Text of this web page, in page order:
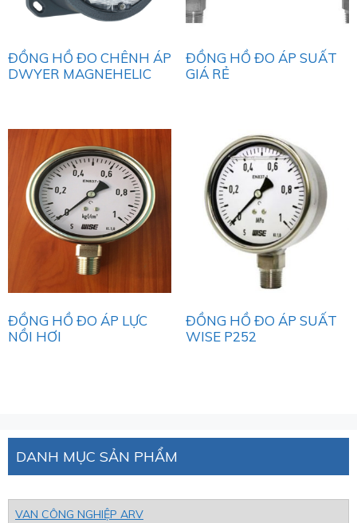
ĐỒNG HỒ ĐO CHÊNH ÁP
DWYER MAGNEHELIC
ĐỒNG HỒ ĐO ÁP SUẤT
GIÁ RẺ
ĐỒNG HỒ ĐO ÁP LỰC
NỒI HƠI
ĐỒNG HỒ ĐO ÁP SUẤT
WISE P252
DANH MỤC SẢN PHẨM
VAN CÔNG NGHIỆP ARV